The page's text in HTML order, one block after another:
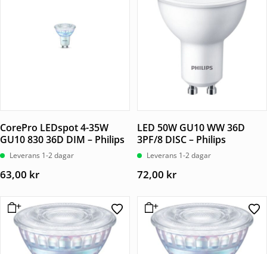
CorePro LEDspot 4-35W
GU10 830 36D DIM – Philips
Leverans 1-2 dagar
63,00 kr
LED 50W GU10 WW 36D
3PF/8 DISC – Philips
Leverans 1-2 dagar
72,00 kr